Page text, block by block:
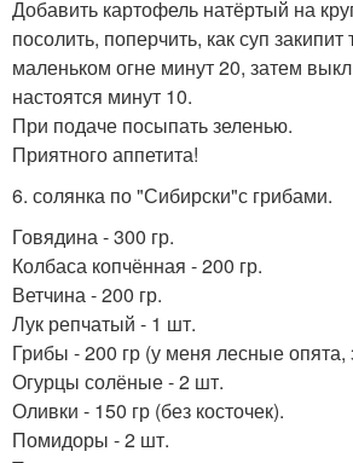
Добавить картофель натёртый на
посолить, поперчить, как суп закипит
маленьком огне минут 20, затем
настоятся минут 10.
При подаче посыпать зеленью.
Приятного аппетита!
6. солянка по "Сибирски"с грибами.
Говядина - 300 гр.
Колбаса копчённая - 200 гр.
Ветчина - 200 гр.
Лук репчатый - 1 шт.
Грибы - 200 гр (у меня лесные
Огурцы солёные - 2 шт.
Оливки - 150 гр (без косточек).
Помидоры - 2 шт.